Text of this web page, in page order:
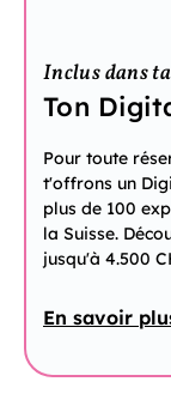
Inclus dans
Ton
Pour toute
t'offrons un
plus de 100
la Suisse.
jusqu'à 4.500
En savoir